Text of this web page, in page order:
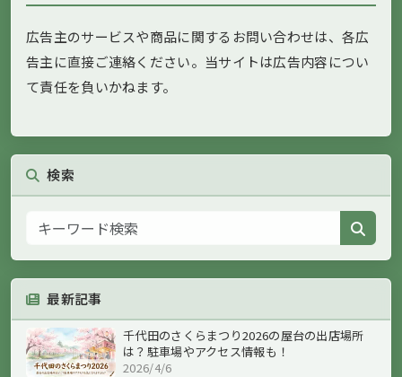
広告主のサービスや商品に関するお問い合わせは、各広
告主に直接ご連絡ください。当サイトは広告内容につい
て責任を負いかねます。
検索
最新記事
千代田のさくらまつり2026の屋台の出店場所
は？駐車場やアクセス情報も！
2026/4/6